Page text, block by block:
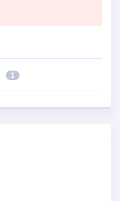
1